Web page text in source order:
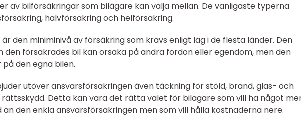
av bilförsäkringar som bilägare kan välja mellan. De vanligaste typerna
halvförsäkring och helförsäkring.
den miniminivå av försäkring som krävs enligt lag i de flesta länder. Den
den försäkrades bil kan orsaka på andra fordon eller egendom, men den
den egna bilen.
utöver ansvarsförsäkringen även täckning för stöld, brand, glas- och
Detta kan vara det rätta valet för bilägare som vill ha något
den enkla ansvarsförsäkringen men som vill hålla kostnaderna nere.